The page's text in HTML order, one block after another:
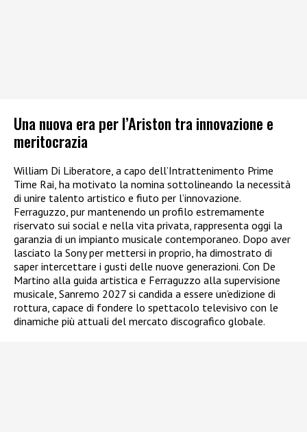
Una nuova era per l’Ariston tra innovazione e
meritocrazia
William Di Liberatore, a capo dell’Intrattenimento Prime
Time Rai, ha motivato la nomina sottolineando la necessità
di unire talento artistico e fiuto per l’innovazione.
Ferraguzzo, pur mantenendo un profilo estremamente
riservato sui social e nella vita privata, rappresenta oggi la
garanzia di un impianto musicale contemporaneo. Dopo aver
lasciato la Sony per mettersi in proprio, ha dimostrato di
saper intercettare i gusti delle nuove generazioni. Con De
Martino alla guida artistica e Ferraguzzo alla supervisione
musicale, Sanremo 2027 si candida a essere un’edizione di
rottura, capace di fondere lo spettacolo televisivo con le
dinamiche più attuali del mercato discografico globale.